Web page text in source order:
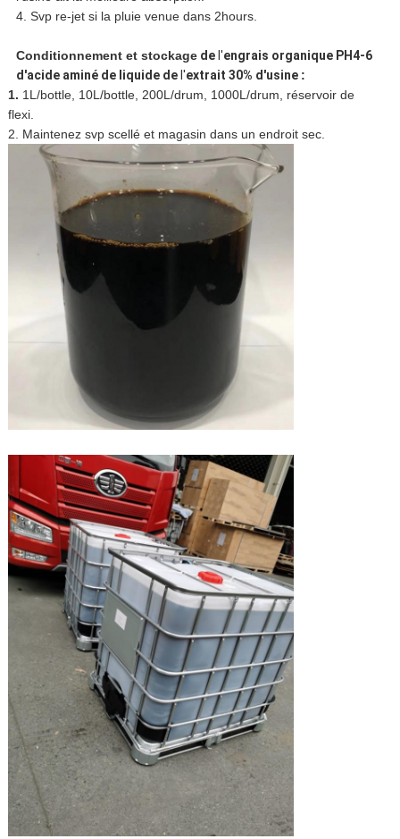
4. Svp re-jet si la pluie venue dans 2hours.
Conditionnement et stockagedel'engrais organique PH4-6
d'acide aminé de liquide del'extrait 30% d'usine :
1. 1L/bottle, 10L/bottle, 200L/drum, 1000L/drum, réservoir de
flexi.
2. Maintenez svp scellé et magasin dans un endroit sec.